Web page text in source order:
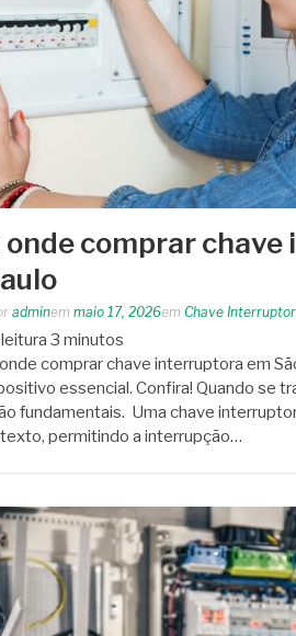
onde comprar
adminem maio 17, 2026em Chave
3 minutos
comprar chave interruptora em
essencial. Confira! Quando se
fundamentais. Uma chave
permitindo a interrupção…